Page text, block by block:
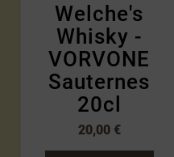
Welche's
Whisky -
VORVONE
Sauternes
20cl
20,00 €